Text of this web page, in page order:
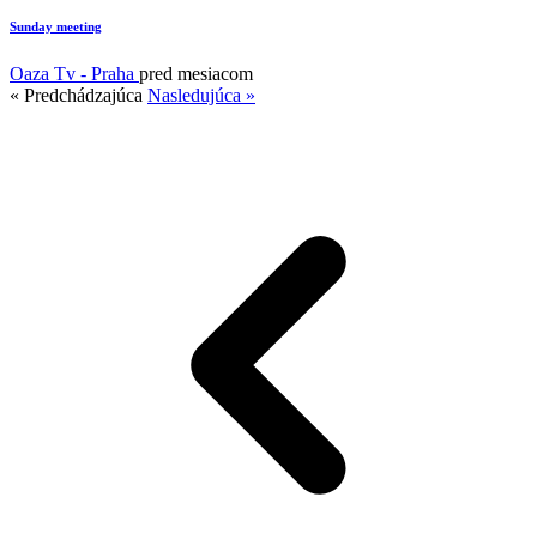
Sunday meeting
Oaza Tv - Praha pred mesiacom
« Predchádzajúca Nasledujúca »